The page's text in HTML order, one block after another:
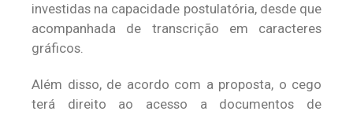
investidas na capacidade postulatória, desde que
acompanhada de transcrição em caracteres
gráficos.
Além disso, de acordo com a proposta, o cego
terá direito ao acesso a documentos de